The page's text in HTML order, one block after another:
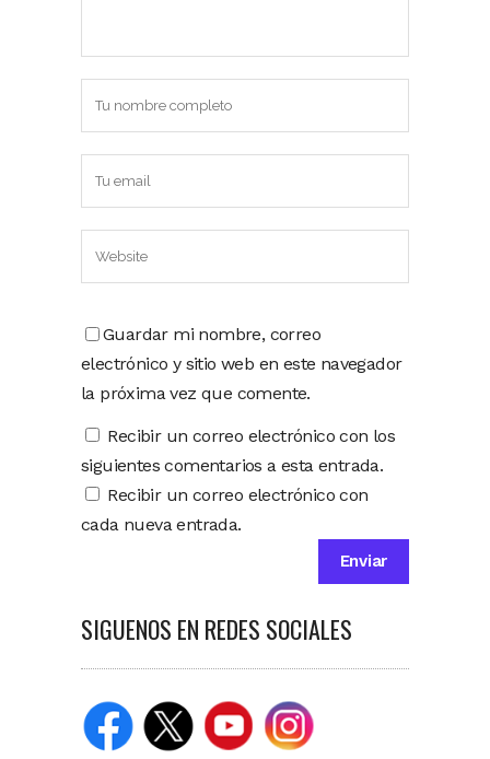
Guardar mi nombre, correo
electrónico y sitio web en este navegador
la próxima vez que comente.
Recibir un correo electrónico con los
siguientes comentarios a esta entrada.
Recibir un correo electrónico con
cada nueva entrada.
SIGUENOS EN REDES SOCIALES